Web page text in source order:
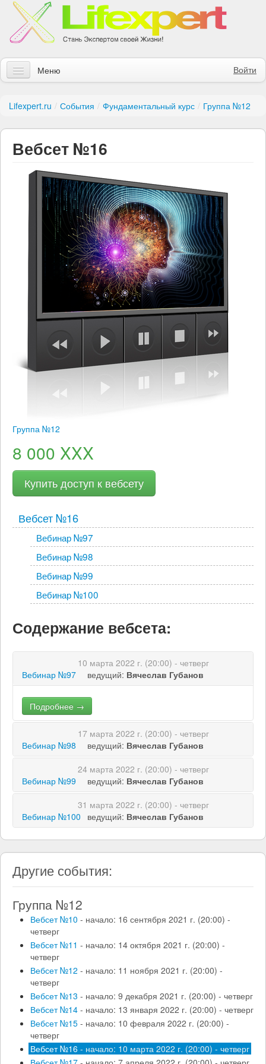
Войти
Меню
Обучение
Контакты
Правила получения заказов
Магазин
Искать
Lifexpert.ru / События / Фундаментальный курс / Группа №12
Вебсет №16
Группа №12
8 000 XXX
Купить доступ к вебсету
Вебсет №16
Вебинар №97
Вебинар №98
Вебинар №99
Вебинар №100
Содержание вебсета:
10 марта 2022 г. (20:00) - четверг
Вебинар №97
ведущий: Вячеслав Губанов
Подробнее →
17 марта 2022 г. (20:00) - четверг
Вебинар №98
ведущий: Вячеслав Губанов
Подробнее →
24 марта 2022 г. (20:00) - четверг
Вебинар №99
ведущий: Вячеслав Губанов
Подробнее →
31 марта 2022 г. (20:00) - четверг
Вебинар №100
ведущий: Вячеслав Губанов
Другие события:
Группа №12
Вебсет №10 - начало: 16 сентября 2021 г. (20:00) -
четверг
Вебсет №11 - начало: 14 октября 2021 г. (20:00) -
четверг
Вебсет №12 - начало: 11 ноября 2021 г. (20:00) -
четверг
Вебсет №13 - начало: 9 декабря 2021 г. (20:00) - четверг
Вебсет №14 - начало: 13 января 2022 г. (20:00) - четверг
Вебсет №15 - начало: 10 февраля 2022 г. (20:00) -
четверг
Вебсет №16 - начало: 10 марта 2022 г. (20:00) - четверг